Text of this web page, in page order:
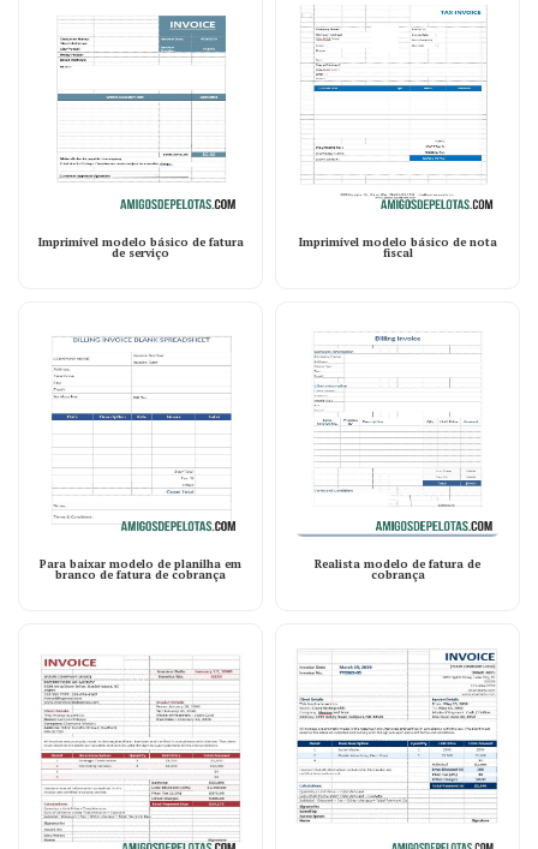
Imprimível modelo básico de fatura
de serviço
Imprimível modelo básico de nota
fiscal
Para baixar modelo de planilha em
branco de fatura de cobrança
Realista modelo de fatura de
cobrança